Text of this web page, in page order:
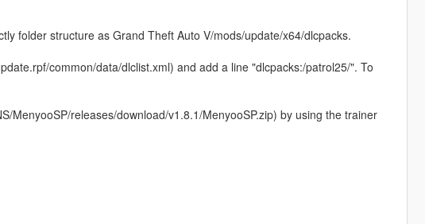
folder structure as Grand Theft Auto V/mods/update/x64/dlcpacks.
common/data/dlclist.xml) and add a line "dlcpacks:/patrol25/". To
MenyooSP/releases/download/v1.8.1/MenyooSP.zip) by using the trainer